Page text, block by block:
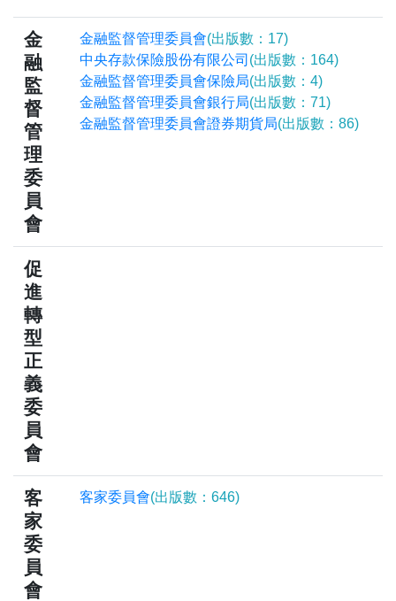
金
融
監
督
管
理
委
員
會
金融監督管理委員會(出版數：17)
中央存款保險股份有限公司 (出版數：164)
金融監督管理委員會保險局(出版數：4)
金融監督管理委員會銀行局(出版數：71)
金融監督管理委員會證券期貨局(出版數：86)
促
進
轉
型
正
義
委
員
會
客
家
委
員
會
客家委員會(出版數：646)